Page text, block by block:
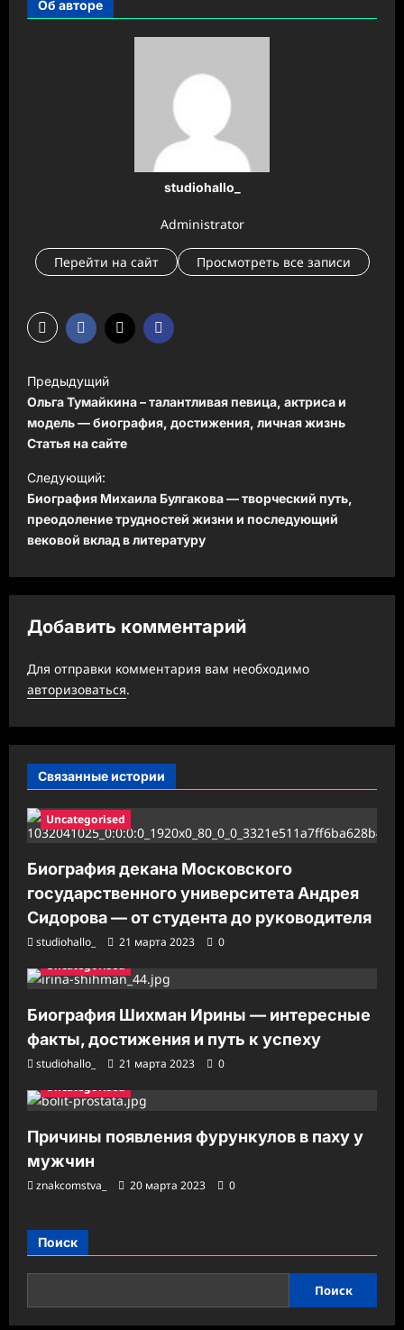
Об авторе
studiohallo_
Administrator
Перейти на сайт Просмотреть все записи
а
в
и
г
а
ц
я
з
п
и
с
и
Предыдущий
Ольга Тумайкина – талантливая певица, актриса и
модель — биография, достижения, личная жизнь
Статья на сайте
Следующий:
Биография Михаила Булгакова — творческий путь,
преодоление трудностей жизни и последующий
вековой вклад в литературу
Добавить комментарий
Для отправки комментария вам необходимо
авторизоваться.
Связанные истории
Uncategorised
Биография декана Московского
государственного университета Андрея
Сидорова — от студента до руководителя
studiohallo_ 21 марта 2023
0
Uncategorised
Биография Шихман Ирины — интересные
факты, достижения и путь к успеху
studiohallo_ 21 марта 2023
0
Uncategorised
Причины появления фурункулов в паху у
мужчин
znakcomstva_ 20 марта 2023 0
Поиск
Поиск